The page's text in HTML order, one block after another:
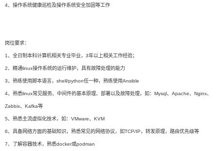
4、操作系统健康巡检及操作系统安全加固等工作
岗位要求：
1、全日制本科计算机相关专业毕业，3年以上相关工作经验；
2、精通linux操作系统的运行维护，具有故障处理的能力
3、熟练使用脚本语言，shell/python任一种，熟练使用Ansible
4、熟悉linux常见服务、中间件的基本原理、部署以及故障处理，如：Mysql、Apache、Nginx、
Zabbix、Kafka等
5、熟悉主流虚拟化技术，如：VMware、KVM
6、具备网络方面的基础知识，熟悉常见的网络协议，如TCP/IP，转发原理，路由优先级等
7、了解容器技术，熟悉docker或podman